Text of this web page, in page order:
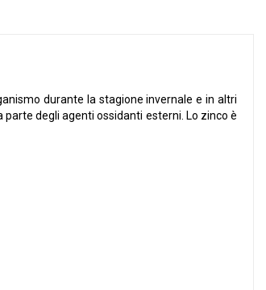
durante la stagione invernale e in altri
degli agenti ossidanti esterni. Lo zinco è